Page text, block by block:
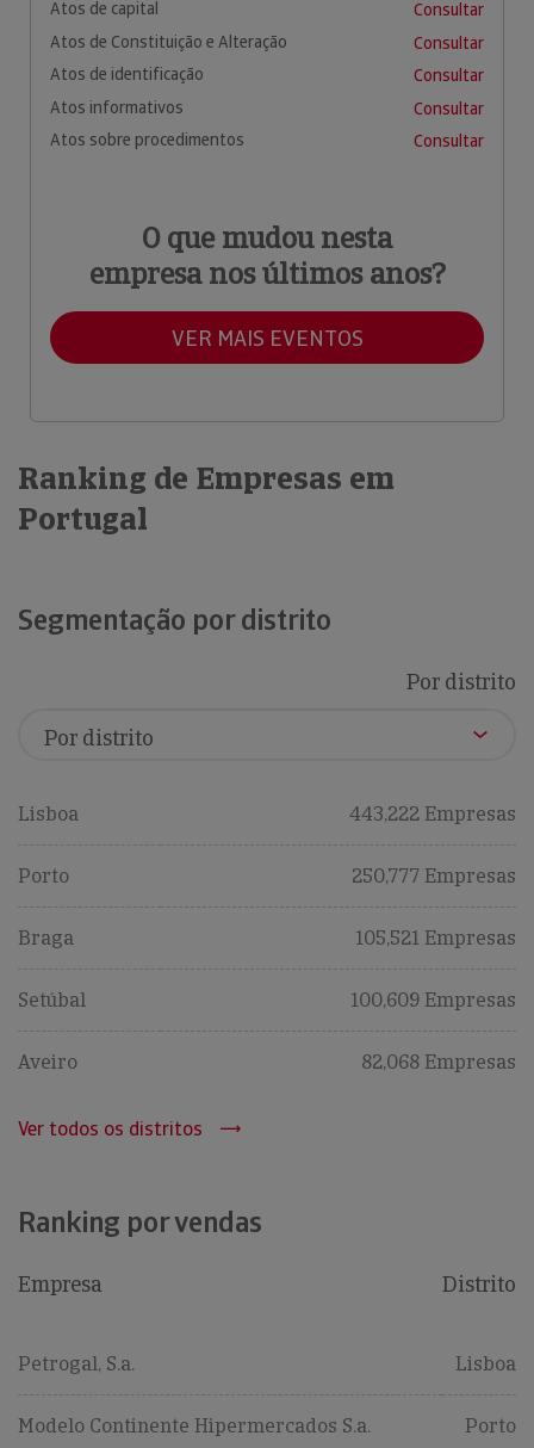
Atos de capital
Consultar
Atos de Constituição e Alteração
Consultar
Atos de identificação
Consultar
Atos informativos
Consultar
Atos sobre procedimentos
Consultar
O que mudou nesta
empresa nos últimos anos?
VER MAIS EVENTOS
Ranking de Empresas em
Portugal
Segmentação por distrito
Por distrito
Lisboa 443,222 Empresas
Porto 250,777 Empresas
Braga 105,521 Empresas
Setúbal 100,609 Empresas
Aveiro 82,068 Empresas
Ver todos os distritos
Ranking por vendas
Empresa Distrito
Petrogal, S.a. Lisboa
Modelo Continente Hipermercados S.a. Porto